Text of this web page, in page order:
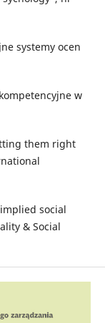
systemy ocen
w
them right
social
& Social